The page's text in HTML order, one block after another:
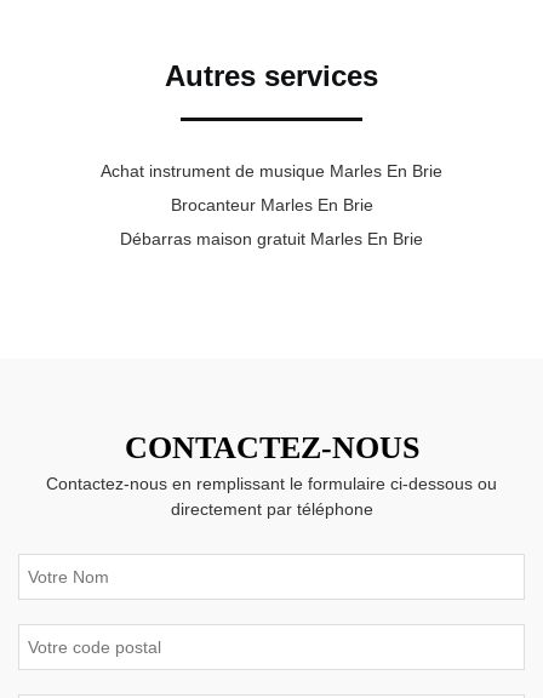
Autres services
Achat instrument de musique Marles En Brie
Brocanteur Marles En Brie
Débarras maison gratuit Marles En Brie
CONTACTEZ-NOUS
Contactez-nous en remplissant le formulaire ci-dessous ou
directement par téléphone